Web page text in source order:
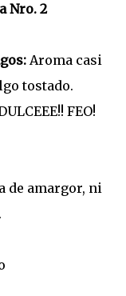
Nro. 2
Aroma casi
tostado.
FEO!
de amargor, ni